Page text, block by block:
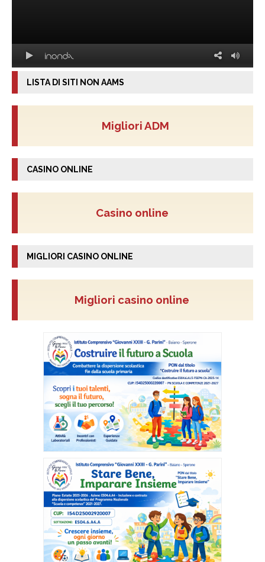
LISTA DI SITI NON AAMS
Migliori ADM
CASINO ONLINE
Casino online
MIGLIORI CASINO ONLINE
Migliori casino online